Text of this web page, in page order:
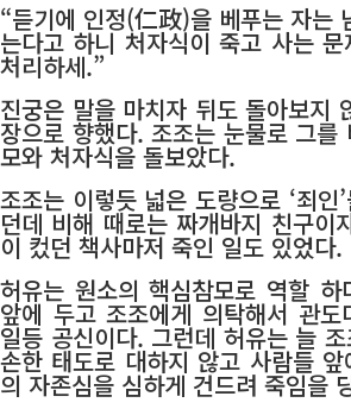
“듣기에 인정(仁政)을 베푸는 자는
는다고 하니 처자식이 죽고 사는
처리하세.”
진궁은 말을 마치자 뒤도 돌아보지
장으로 향했다. 조조는 눈물로 그를
모와 처자식을 돌보았다.
조조는 이렇듯 넓은 도량으로 ‘죄인
던데 비해 때로는 짜개바지 친구이
이 컸던 책사마저 죽인 일도 있었다.
허유는 원소의 핵심참모로 역할 하
앞에 두고 조조에게 의탁해서 관
일등 공신이다. 그런데 허유는 늘
손한 태도로 대하지 않고 사람들
의 자존심을 심하게 건드려 죽임을